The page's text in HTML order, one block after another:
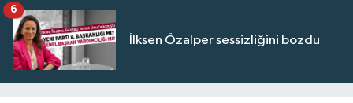
İlksen Özalper sessizliğini bozdu
6